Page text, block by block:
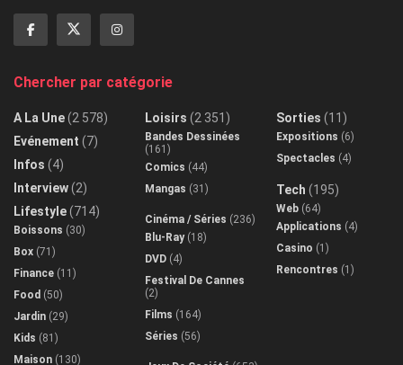
Chercher par catégorie
A La Une(2 578)
Evénement (7)
Infos (4)
Interview(2)
Lifestyle(714)
Boissons (30)
Box (71)
Finance (11)
Food (50)
Jardin (29)
Kids (81)
Maison (130)
Loisirs (2 351)
Bandes Dessinées
(161)
Comics (44)
Mangas (31)
Cinéma / Séries (236)
Blu-Ray(18)
DVD (4)
Festival De Cannes
(2)
Films (164)
Séries (56)
Sorties (11)
Expositions (6)
Spectacles (4)
Tech (195)
Web (64)
Applications (4)
Casino (1)
Rencontres (1)